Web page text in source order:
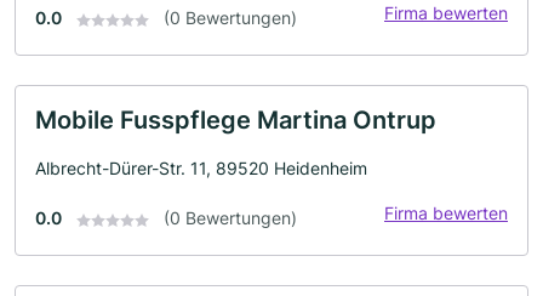
0.0 (0 Bewertungen) Firma bewerten
Mobile Fusspflege Martina Ontrup
Albrecht-Dürer-Str. 11, 89520 Heidenheim
0.0 (0 Bewertungen) Firma bewerten